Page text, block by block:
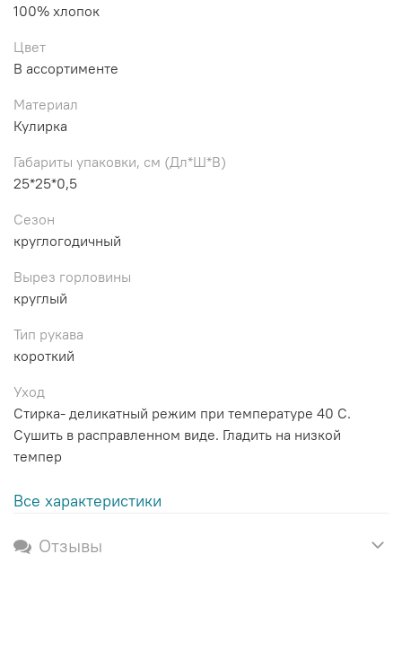
100% хлопок
Цвет
В ассортименте
Материал
Кулирка
Габариты упаковки, см (Дл*Ш*В)
25*25*0,5
Сезон
круглогодичный
Вырез горловины
круглый
Тип рукава
короткий
Уход
Стирка- деликатный режим при температуре 40 С.
Сушить в расправленном виде. Гладить на низкой
темпер
Все характеристики
Отзывы